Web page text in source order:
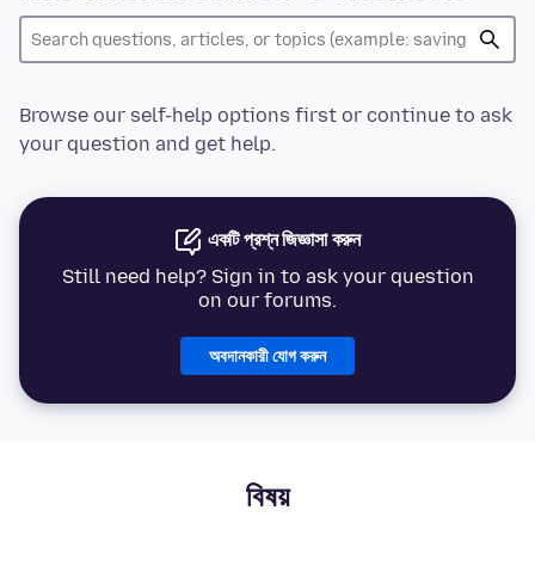
Browse our self-help options first or continue to ask
your question and get help.
একটি প্রশ্ন জিজ্ঞাসা করুন
Still need help? Sign in to ask your question
on our forums.
অবদানকারী যোগ করুন
বিষয়